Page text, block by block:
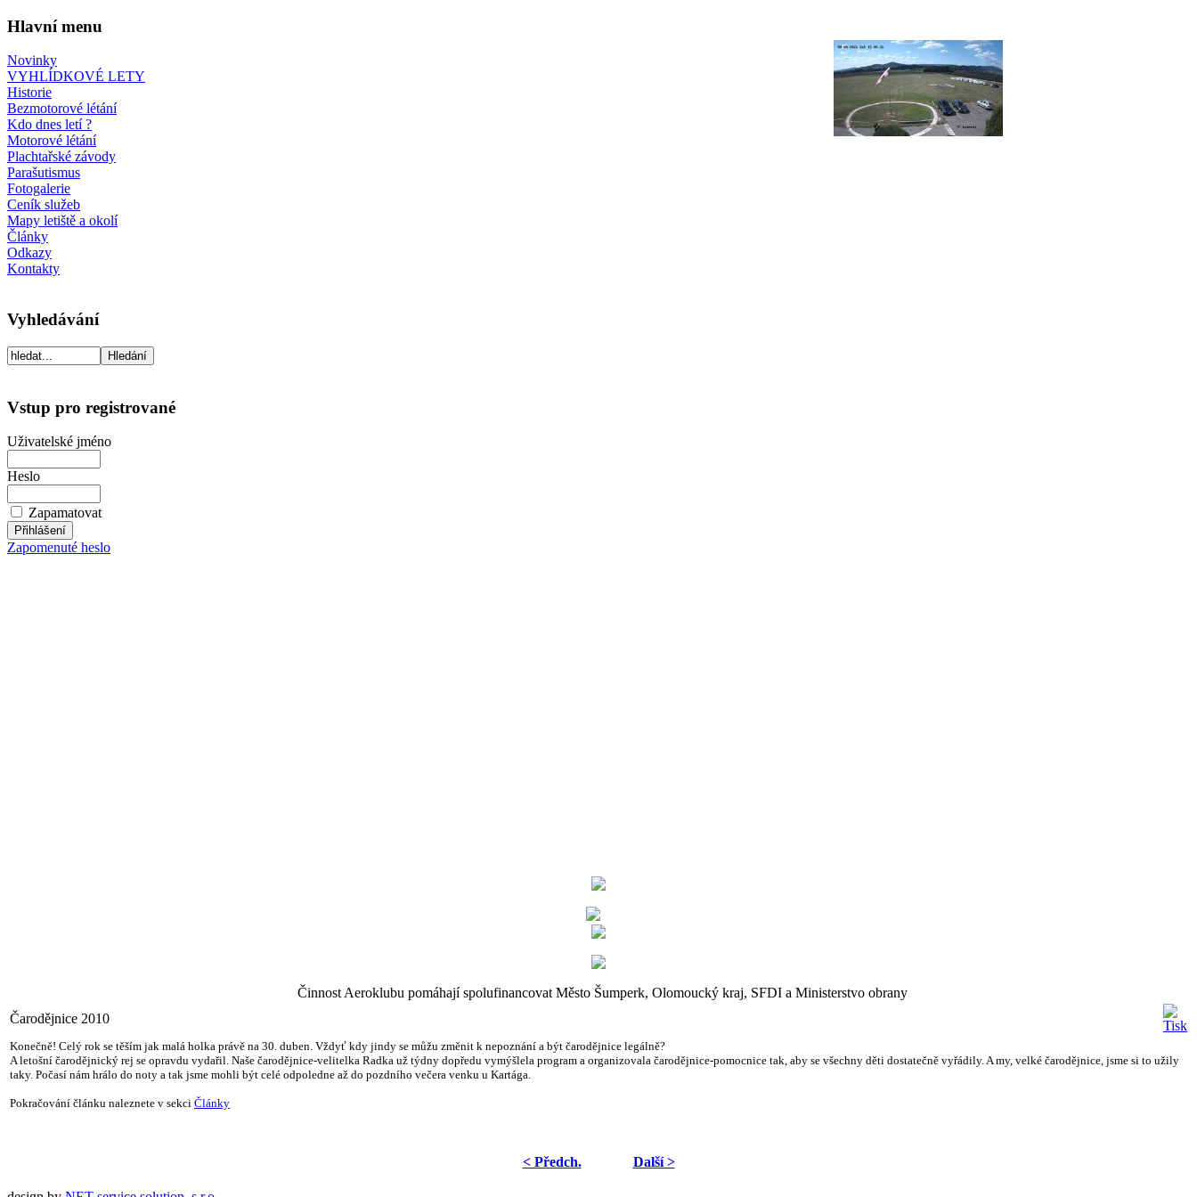
Hlavní menu
Novinky
VYHLÍDKOVÉ LETY
Historie
Bezmotorové létání
Kdo dnes letí ?
Motorové létání
Plachtařské závody
Parašutismus
Fotogalerie
Ceník služeb
Mapy letiště a okolí
Články
Odkazy
Kontakty
Vyhledávání
Vstup pro registrované
Uživatelské jméno
Heslo
Zapamatovat
Zapomenuté heslo
Činnost Aeroklubu pomáhají spolufinancovat Město Šumperk, Olomoucký kraj, SFDI a Ministerstvo obrany
Čarodějnice 2010
Konečně! Celý rok se těším jak malá holka právě na 30. duben. Vždyť kdy jindy se můžu změnit k nepoznání a být čarodějnice legálně?
A letošní čarodějnický rej se opravdu vydařil. Naše čarodějnice-velitelka Radka už týdny dopředu vymýšlela program a organizovala čarodějnice-pomocnice tak, aby se všechny děti dostatečně vyřádily. A my, velké čarodějnice, jsme si to užily
taky. Počasí nám hrálo do noty a tak jsme mohli být celé odpoledne až do pozdního večera venku u Kartága.
Pokračování článku naleznete v sekci Články
< Předch. Další >